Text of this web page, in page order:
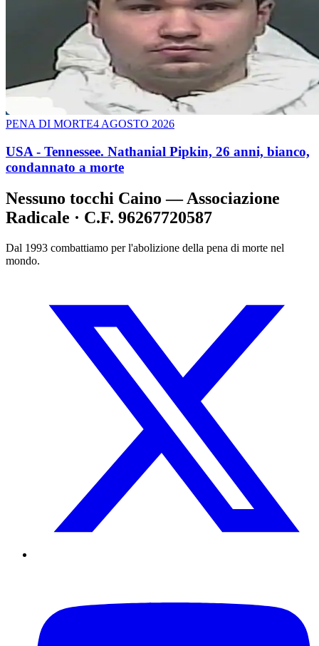
PENA DI MORTE4 AGOSTO 2026
USA - Tennessee. Nathanial Pipkin, 26 anni, bianco,
condannato a morte
Nessuno tocchi Caino — Associazione
Radicale · C.F. 96267720587
Dal 1993 combattiamo per l'abolizione della pena di morte nel
mondo.